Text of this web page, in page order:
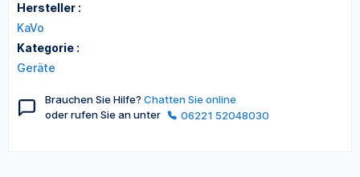
Hersteller :
KaVo
Kategorie :
Geräte
Brauchen Sie Hilfe? Chatten Sie online
oder rufen Sie an unter
06221 52048030